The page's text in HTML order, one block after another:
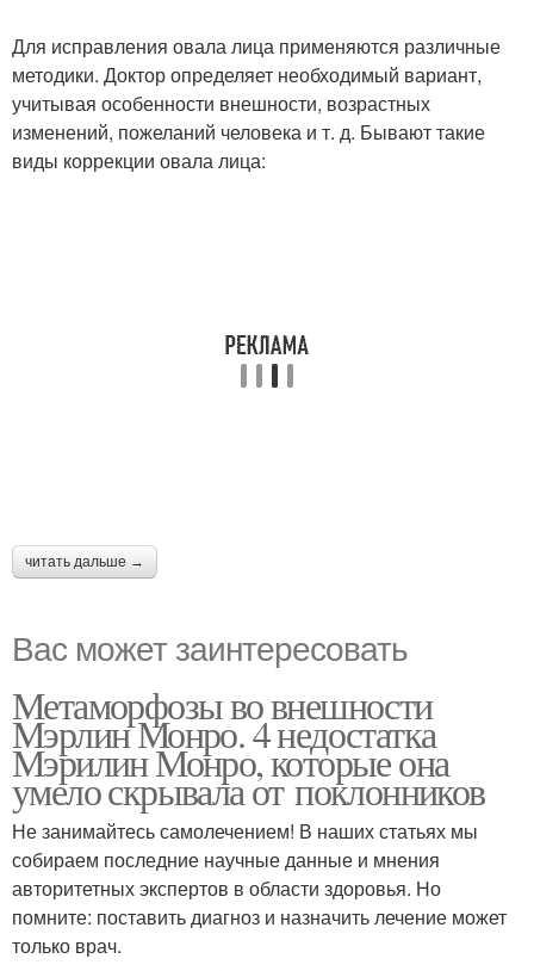
Для исправления овала лица применяются различные
методики. Доктор определяет необходимый вариант,
учитывая особенности внешности, возрастных
изменений, пожеланий человека и т. д. Бывают такие
виды коррекции овала лица:
читать дальше →
Вас может заинтересовать
Метаморфозы во внешности
Мэрлин Монро. 4 недостатка
Мэрилин Монро, которые она
умело скрывала от поклонников
Не занимайтесь самолечением! В наших статьях мы
собираем последние научные данные и мнения
авторитетных экспертов в области здоровья. Но
помните: поставить диагноз и назначить лечение может
только врач.